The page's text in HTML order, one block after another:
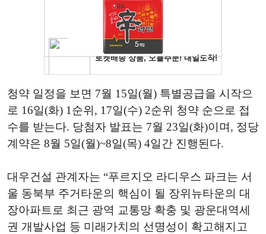
청약 일정을 보면 7월 15일(월) 특별공급을 시작으
로 16일(화) 1순위, 17일(수) 2순위 청약 순으로 접
수를 받는다. 당첨자 발표는 7월 23일(화)이며, 정당
계약은 8월 5일(월)~8일(목) 4일간 진행된다.
대우건설 관계자는 “푸르지오 라디우스 파크는 서
울 동북부 주거타운의 핵심이 될 장위뉴타운의 대
장아파트로 최근 광역 교통망 확충 및 광운대역세
권 개발사업 등 미래가치의 선명성이 확고해지고